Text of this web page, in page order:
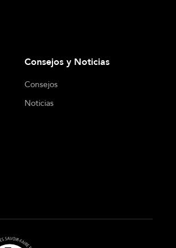
Consejos y Noticias
Consejos
Noticias